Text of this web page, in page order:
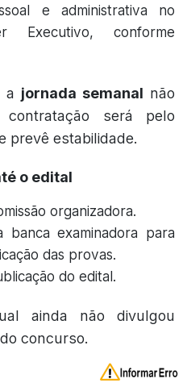
e administrativa no
Executivo, conforme
a jornada semanal não
será pelo
prevê estabilidade.
o edital
organizadora.
banca examinadora para
das provas.
do edital.
ainda não divulgou
concurso.